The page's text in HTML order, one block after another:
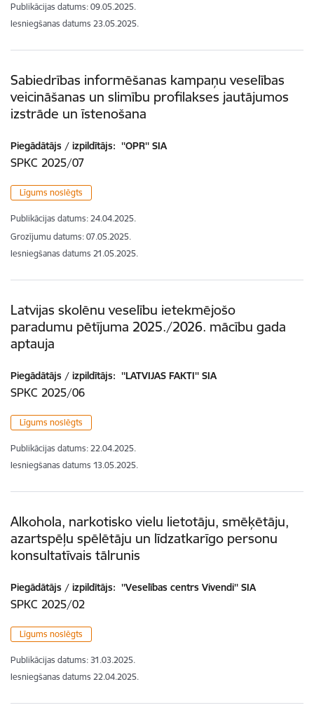
Publikācijas datums: 09.05.2025.
Iesniegšanas datums 23.05.2025.
Sabiedrības informēšanas kampaņu veselības
veicināšanas un slimību profilakses jautājumos
izstrāde un īstenošana
Piegādātājs / izpildītājs: ''OPR'' SIA
SPKC 2025/07
Līgums noslēgts
Publikācijas datums: 24.04.2025.
Grozījumu datums: 07.05.2025.
Iesniegšanas datums 21.05.2025.
Latvijas skolēnu veselību ietekmējošo
paradumu pētījuma 2025./2026. mācību gada
aptauja
Piegādātājs / izpildītājs: ''LATVIJAS FAKTI'' SIA
SPKC 2025/06
Līgums noslēgts
Publikācijas datums: 22.04.2025.
Iesniegšanas datums 13.05.2025.
Alkohola, narkotisko vielu lietotāju, smēķētāju,
azartspēļu spēlētāju un līdzatkarīgo personu
konsultatīvais tālrunis
Piegādātājs / izpildītājs: ''Veselības centrs Vivendi'' SIA
SPKC 2025/02
Līgums noslēgts
Publikācijas datums: 31.03.2025.
Iesniegšanas datums 22.04.2025.